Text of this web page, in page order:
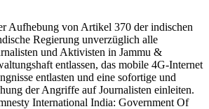
Aufhebung von Artikel 370 der indischen
Regierung unverzüglich alle
und Aktivisten in Jammu &
entlassen, das mobile 4G-Internet
entlasten und eine sofortige und
der Angriffe auf Journalisten einleiten.
International India: Government Of